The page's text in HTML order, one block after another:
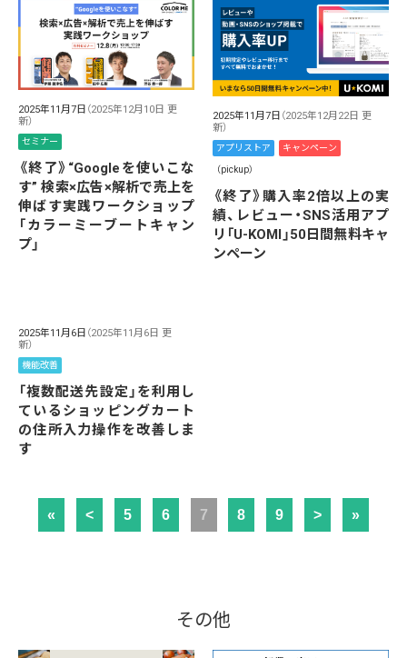
2025年11月7日 （2025年12月10日 更
新）
セミナー
《終了》“Googleを使いこな
す” 検索×広告×解析で売上を
伸ばす実践ワークショップ
「カラーミーブートキャン
プ」
2025年11月7日 （2025年12月22日 更
新）
アプリストア キャンペーン
（pickup）
《終了》購入率2倍以上の実
績、レビュー・SNS活用アプ
リ「U-KOMI」50日間無料キャ
ンペーン
2025年11月6日 （2025年11月6日 更
新）
機能改善
「複数配送先設定」を利用し
ているショッピングカート
の住所入力操作を改善しま
す
« < 5 6 7 8 9 > »
その他